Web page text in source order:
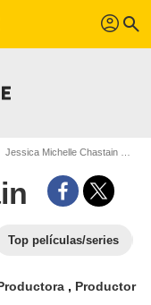
profil search
Jessica Michelle Chastain - Apodo : Jessica Chastain
Top películas/series
, Productor